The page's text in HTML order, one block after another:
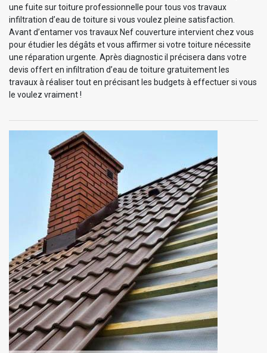
une fuite sur toiture professionnelle pour tous vos travaux
infiltration d’eau de toiture si vous voulez pleine satisfaction.
Avant d’entamer vos travaux Nef couverture intervient chez vous
pour étudier les dégâts et vous affirmer si votre toiture nécessite
une réparation urgente. Après diagnostic il précisera dans votre
devis offert en infiltration d’eau de toiture gratuitement les
travaux à réaliser tout en précisant les budgets à effectuer si vous
le voulez vraiment !